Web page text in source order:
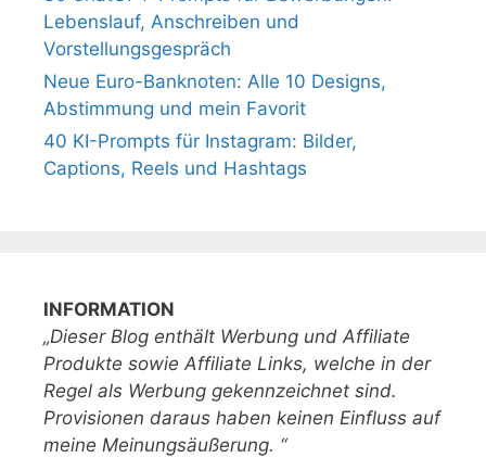
Lebenslauf, Anschreiben und
Vorstellungsgespräch
Neue Euro-Banknoten: Alle 10 Designs,
Abstimmung und mein Favorit
40 KI-Prompts für Instagram: Bilder,
Captions, Reels und Hashtags
INFORMATION
„Dieser Blog enthält Werbung und Affiliate
Produkte sowie Affiliate Links, welche in der
Regel als Werbung gekennzeichnet sind.
Provisionen daraus haben keinen Einfluss auf
meine Meinungsäußerung. “